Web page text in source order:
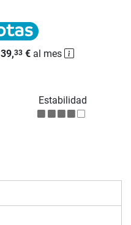
Estabilidad
39,33€al mes